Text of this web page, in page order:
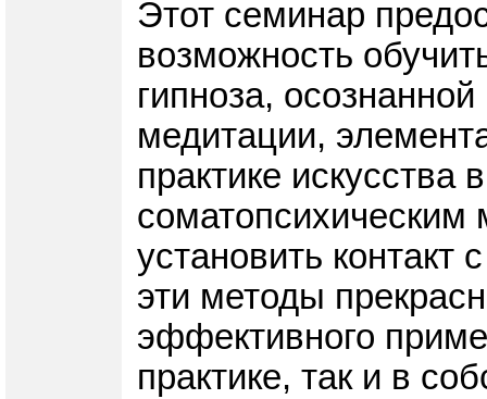
Этот семинар
возможность
гипноза,
медитации,
практике искусства
установить
эти методы
эффективного
практике, так и в